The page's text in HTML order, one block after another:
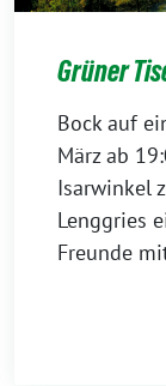
Grüner
Bock auf
März ab
Isarwinkel
Lenggries
Freunde